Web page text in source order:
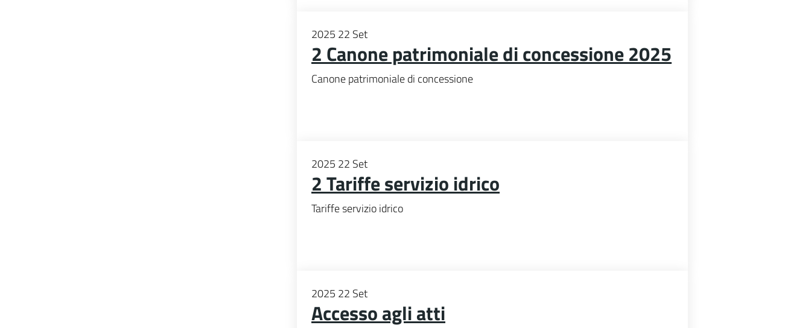
2025 22 Set
2 Canone patrimoniale di concessione 2025
Canone patrimoniale di concessione
2025 22 Set
2 Tariffe servizio idrico
Tariffe servizio idrico
2025 22 Set
Accesso agli atti